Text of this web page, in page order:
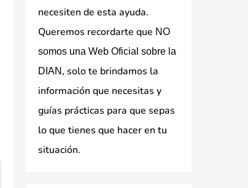
necesiten de esta ayuda.
Queremos recordarte que NO
somos una Web Oficial sobre la
DIAN , solo te brindamos la
información que necesitas y
guías prácticas para que sepas
lo que tienes que hacer en tu
situación.